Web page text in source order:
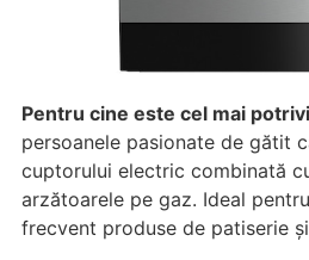
Pentru cine este cel mai
persoanele pasionate de gătit
cuptorului electric combinată
arzătoarele pe gaz. Ideal
frecvent produse de patiserie